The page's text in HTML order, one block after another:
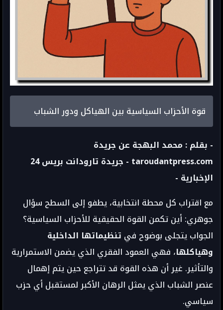
قوة الأحزاب السياسية بين الهياكل ودور الشباب
- بقلم : محمد البهجة عن جريدة
taroudantpress.com - جريدة تارودانت بريس 24
الإخبارية -
مع اقتراب كل محطة انتخابية، يطفو إلى السطح سؤال
جوهري: أين تكمن القوة الحقيقية للأحزاب السياسية؟
الجواب يتجلى بوضوح في تنظيماتها الداخلية
وهياكلها، فهي العمود الفقري الذي يضمن الاستمرارية
والتأثير. غير أن هذه القوة قد تتراجع حين يتم إهمال
عنصر الشباب الذي يمثل الرهان الأكبر لمستقبل أي حزب
سياسي.